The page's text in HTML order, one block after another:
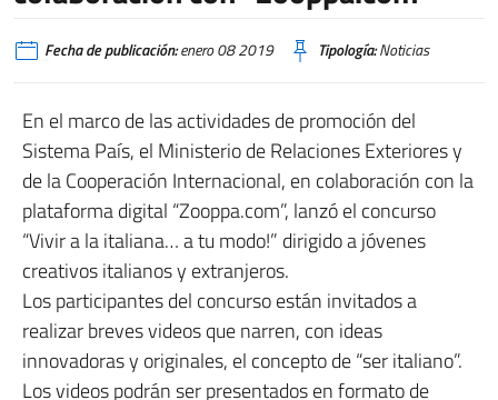
Fecha de publicación:enero 08 2019 Tipología:Noticias
En el marco de las actividades de promoción del
Sistema País, el Ministerio de Relaciones Exteriores y
de la Cooperación Internacional, en colaboración con la
plataforma digital “Zooppa.com”, lanzó el concurso
“Vivir a la italiana… a tu modo!” dirigido a jóvenes
creativos italianos y extranjeros.
Los participantes del concurso están invitados a
realizar breves videos que narren, con ideas
innovadoras y originales, el concepto de “ser italiano”.
Los videos podrán ser presentados en formato de